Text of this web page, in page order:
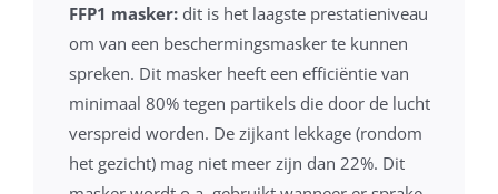
FFP1 masker: dit is het laagste prestatieniveau
om van een beschermingsmasker te kunnen
spreken. Dit masker heeft een efficiëntie van
minimaal 80% tegen partikels die door de lucht
verspreid worden. De zijkant lekkage (rondom
het gezicht) mag niet meer zijn dan 22%. Dit